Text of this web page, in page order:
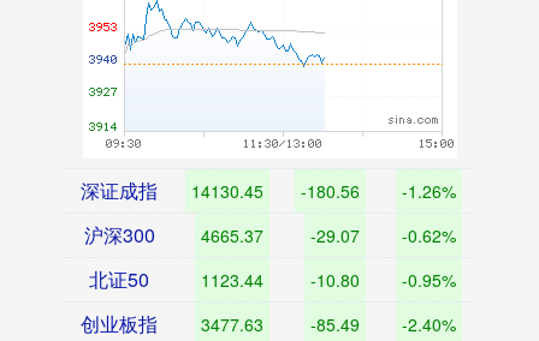
深证成指 14130.45 -180.56 -1.26%
沪深300 4665.37 -29.07 -0.62%
北证50 1123.44 -10.80 -0.95%
创业板指 3477.63 -85.49 -2.40%